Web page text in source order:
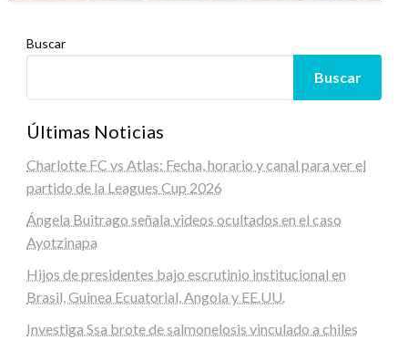
Buscar
Buscar
Últimas Noticias
Charlotte FC vs Atlas: Fecha, horario y canal para ver el
partido de la Leagues Cup 2026
Ángela Buitrago señala videos ocultados en el caso
Ayotzinapa
Hijos de presidentes bajo escrutinio institucional en
Brasil, Guinea Ecuatorial, Angola y EE.UU.
Investiga Ssa brote de salmonelosis vinculado a chiles